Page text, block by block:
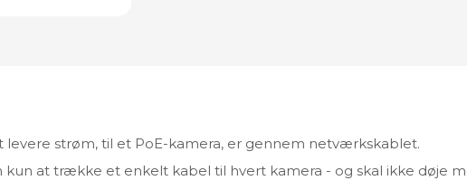
levere strøm, til et PoE-kamera, er gennem netværkskablet.
at trække et enkelt kabel til hvert kamera - og skal ikke døje